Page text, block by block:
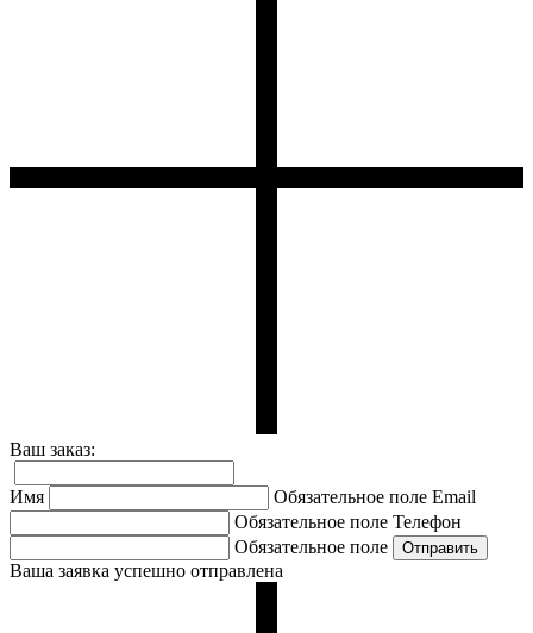
Ваш заказ:
Имя Обязательное поле Email
Обязательное поле Телефон
Обязательное поле
Ваша заявка успешно отправлена